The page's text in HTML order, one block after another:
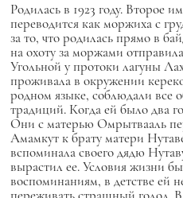
Родилась в 1923 году. Второе
переводится как моржиха с
за то, что родилась прямо в
на охоту за моржами
Угольной у протоки лагуны
проживала в окружении
родном языке, соблюдали все
традиций. Когда ей было два
Они с матерью Омрытвааль
Амамкут к брату матери
вспоминала своего дядю
вырастил ее. Условия жизни
воспоминаниям, в детстве ей